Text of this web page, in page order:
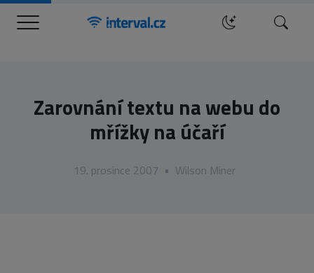
Menu Hledat
Zarovnání textu na webu do
mřížky na účaří
19. prosince 2007 • Wilson Miner